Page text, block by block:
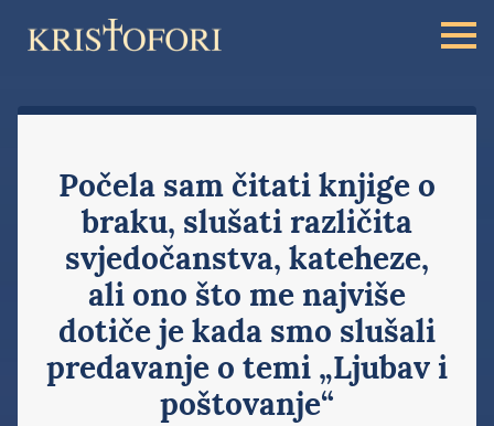
Počela sam čitati knjige o
braku, slušati različita
svjedočanstva, kateheze,
ali ono što me najviše
dotiče je kada smo slušali
predavanje o temi „Ljubav i
poštovanje“